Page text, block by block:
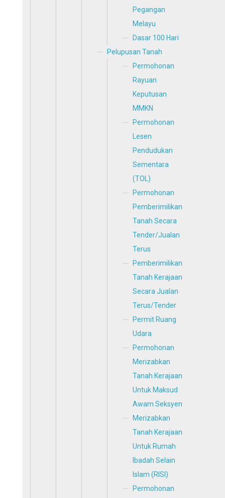
Pegangan
Melayu
Dasar 100 Hari
Pelupusan Tanah
Permohonan
Rayuan
Keputusan
MMKN
Permohonan
Lesen
Pendudukan
Sementara
(TOL)
Permohonan
Pemberimilikan
Tanah Secara
Tender/Jualan
Terus
Pemberimilikan
Tanah Kerajaan
Secara Jualan
Terus/Tender
Permit Ruang
Udara
Permohonan
Merizabkan
Tanah Kerajaan
Untuk Maksud
Awam Seksyen
Merizabkan
Tanah Kerajaan
Untuk Rumah
Ibadah Selain
Islam (RISI)
Permohonan